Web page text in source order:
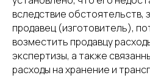
вследствие обстоятельств,
продавец (изготовитель),
возместить продавцу
экспертизы, а также
расходы на хранение и